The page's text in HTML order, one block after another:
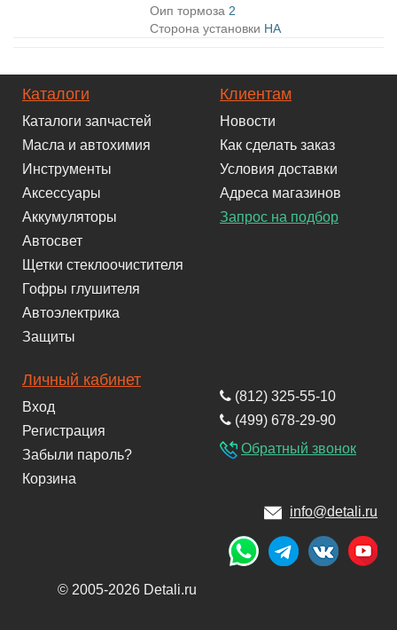
Oип тормоза 2
Сторона установки HA
Каталоги
Каталоги запчастей
Масла и автохимия
Инструменты
Аксессуары
Аккумуляторы
Автосвет
Щетки стеклоочистителя
Гофры глушителя
Автоэлектрика
Защиты
Клиентам
Новости
Как сделать заказ
Условия доставки
Адреса магазинов
Запрос на подбор
Личный кабинет
Вход
Регистрация
Забыли пароль?
Корзина
(812) 325-55-10
(499) 678-29-90
Обратный звонок
info@detali.ru
© 2005-2026 Detali.ru